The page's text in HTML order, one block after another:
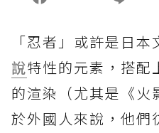
「忍者」或許是日
說特性的元素，搭配
的渲染（尤其是《火
於外國人來說，他們